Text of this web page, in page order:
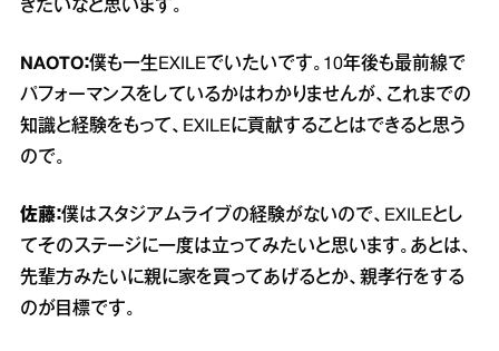
きたいなと思います。
NAOTO：僕も一生EXILEでいたいです。10年後も最前線で
パフォーマンスをしているかはわかりませんが、これまでの
知識と経験をもって、EXILEに貢献することはできると思う
ので。
佐藤：僕はスタジアムライブの経験がないので、EXILEとし
てそのステージに一度は立ってみたいと思います。あとは、
先輩方みたいに親に家を買ってあげるとか、親孝行をする
のが目標です。